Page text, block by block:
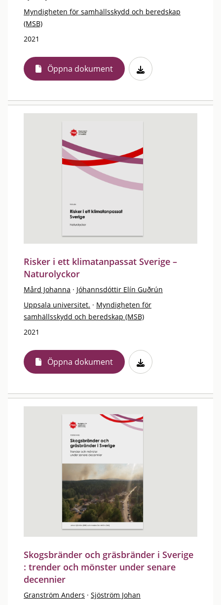
Myndigheten för samhällsskydd och beredskap
(MSB)
2021
Öppna dokument
Risker i ett klimatanpassat Sverige –
Naturolyckor
Mård Johanna · Jóhannsdóttir Elín Guðrún
Uppsala universitet. · Myndigheten för
samhällsskydd och beredskap (MSB)
2021
Öppna dokument
Skogsbränder och gräsbränder i Sverige
: trender och mönster under senare
decennier
Granström Anders · Sjöström Johan